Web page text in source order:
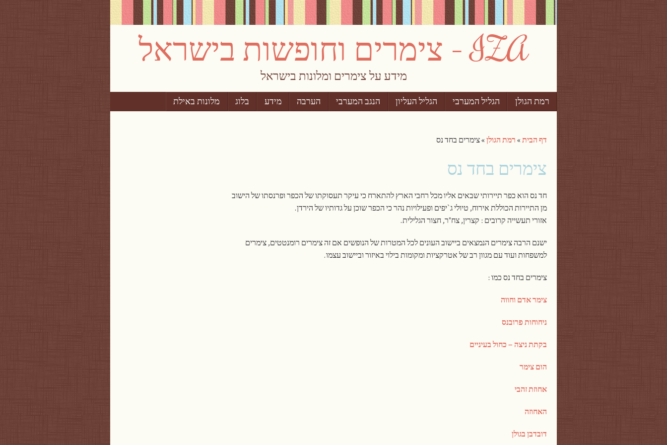
IZA – צימרים וחופשות בישראל
מידע על צימרים ומלונות בישראל
תפריט
Skip to content
רמת הגולן הגליל המערבי הגליל העליון הנגב המערבי הערבה מידע בלוג מלונות באילת
דף הבית»רמת הגולן»צימרים בחד נס
צימרים בחד נס
חד נס הוא כפר תיירותי שבאים אליו מכל רחבי הארץ להתארח כי עיקר תעסוקתו של הכפר ופרנסתו של הישוב
מן התיירות הכוללת אירוח, טיולי ג`יפים ופעילויות נהר כי הכפר שוכן על גדותיו של הירדן.
אזורי תעשייה קרובים : קצרין, צח"ר, חצור הגלילית.
ישנם הרבה צימרים הנמצאים ביישוב העונים לכל המטרות של הנופשים אם זה צימרים רומנטטים, צימרים
למשפחות ועוד עם מגוון רב של אטרקציות ומקומות בילוי באיזור וביישוב עצמו.
צימרים בחד נס כמו :
צימר אדם וחווה
ניחוחות פרובנס
בקתת ניצה – כחול בעיניים
הום צימר
אחוזת זהבי
האחוזה
דובדבן בגולן